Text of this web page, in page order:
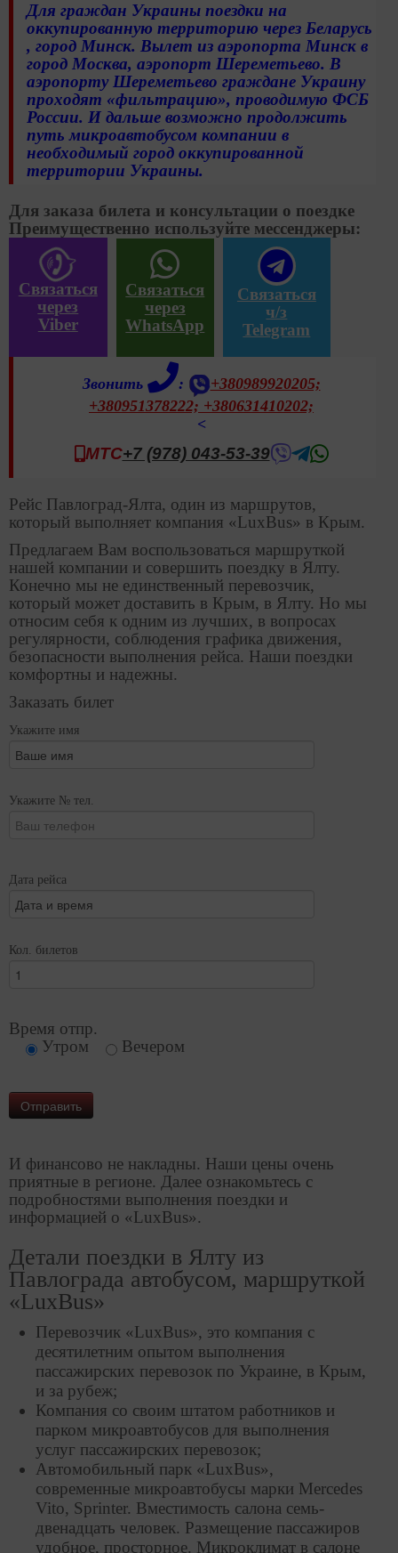
Для граждан Украины поездки на
оккупированную территорию через Беларусь
, город Минск. Вылет из аэропорта Минск в
город Москва, аэропорт Шереметьево. В
аэропорту Шереметьево граждане Украину
проходят «фильтрацию», проводимую ФСБ
России. И дальше возможно продолжить
путь микроавтобусом компании в
необходимый город оккупированной
территории Украины.
Для заказа билета и консультации о поездке
Преимущественно используйте мессенджеры:
Связаться
через
Viber
Связаться
через
WhatsApp
Связаться
ч/з
Telegram
Звонить :
+380989920205;
+380951378222; +380631410202;
<
МТС+7 (978) 043-53-39
Рейс Павлоград-Ялта, один из маршрутов,
который выполняет компания «LuxBus» в Крым.
Предлагаем Вам воспользоваться маршруткой
нашей компании и совершить поездку в Ялту.
Конечно мы не единственный перевозчик,
который может доставить в Крым, в Ялту. Но мы
относим себя к одним из лучших, в вопросах
регулярности, соблюдения графика движения,
безопасности выполнения рейса. Наши поездки
комфортны и надежны.
Заказать билет
Укажите имя
Укажите № тел.
Дата рейса
Кол. билетов
Время отпр.
Утром
Вечером
И финансово не накладны. Наши цены очень
приятные в регионе. Далее ознакомьтесь с
подробностями выполнения поездки и
информацией о «LuxBus».
Детали поездки в Ялту из
Павлограда автобусом, маршруткой
«LuxBus»
Перевозчик «LuxBus», это компания с
десятилетним опытом выполнения
пассажирских перевозок по Украине, в Крым,
и за рубеж;
Компания со своим штатом работников и
парком микроавтобусов для выполнения
услуг пассажирских перевозок;
Автомобильный парк «LuxBus»,
современные микроавтобусы марки Mercedes
Vito, Sprinter. Вместимость салона семь-
двенадцать человек. Размещение пассажиров
удобное, просторное. Микроклимат в салоне